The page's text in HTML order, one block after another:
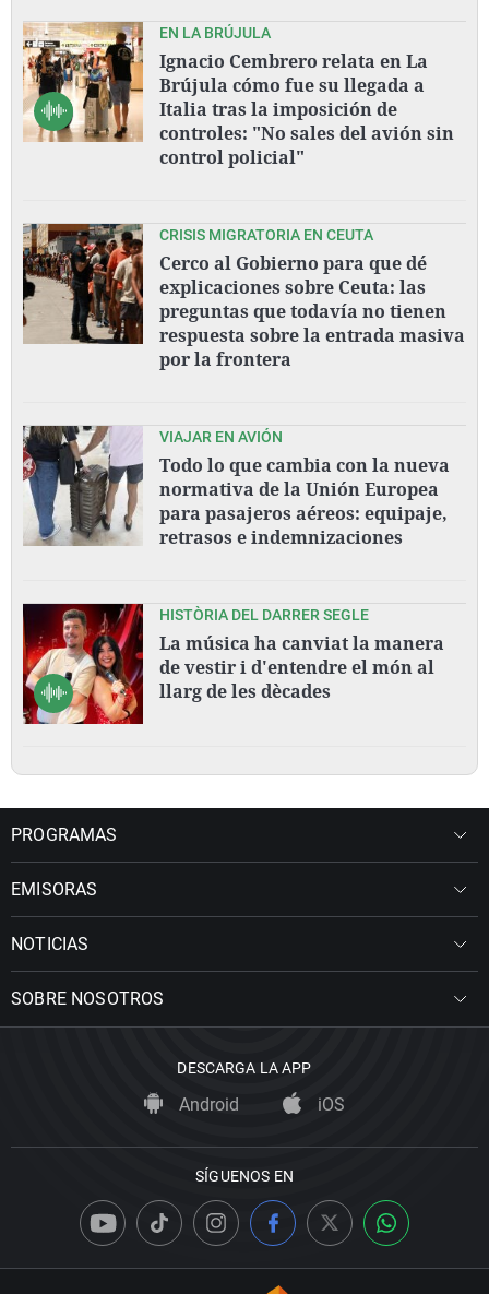
EN LA BRÚJULA
Ignacio Cembrero relata en La
Brújula cómo fue su llegada a
Italia tras la imposición de
controles: "No sales del avión sin
control policial"
CRISIS MIGRATORIA EN CEUTA
Cerco al Gobierno para que dé
explicaciones sobre Ceuta: las
preguntas que todavía no tienen
respuesta sobre la entrada masiva
por la frontera
VIAJAR EN AVIÓN
Todo lo que cambia con la nueva
normativa de la Unión Europea
para pasajeros aéreos: equipaje,
retrasos e indemnizaciones
HISTÒRIA DEL DARRER SEGLE
La música ha canviat la manera
de vestir i d'entendre el món al
llarg de les dècades
PROGRAMAS
EMISORAS
NOTICIAS
SOBRE NOSOTROS
DESCARGA LA APP
Android iOS
SÍGUENOS EN